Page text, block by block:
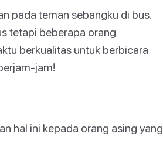
pada teman sebangku di bus.
tetapi beberapa orang
berkualitas untuk berbicara
jam!
hal ini kepada orang asing yang